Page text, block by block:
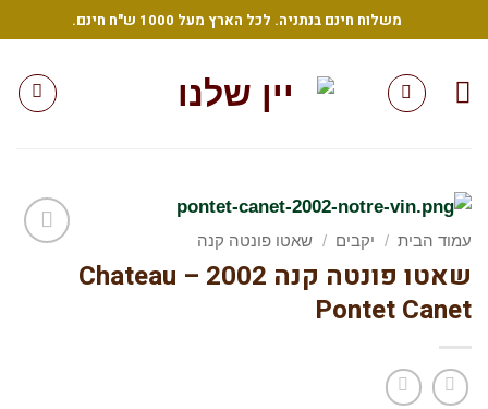
משלוח חינם בנתניה. לכל הארץ מעל 1000 ש"ח חינם.
עמוד הבית / יקבים / שאטו פונטה קנה
שאטו פונטה קנה 2002 – Chateau
Pontet Canet